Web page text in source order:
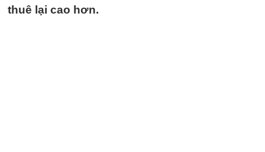
thuê lại cao hơn.